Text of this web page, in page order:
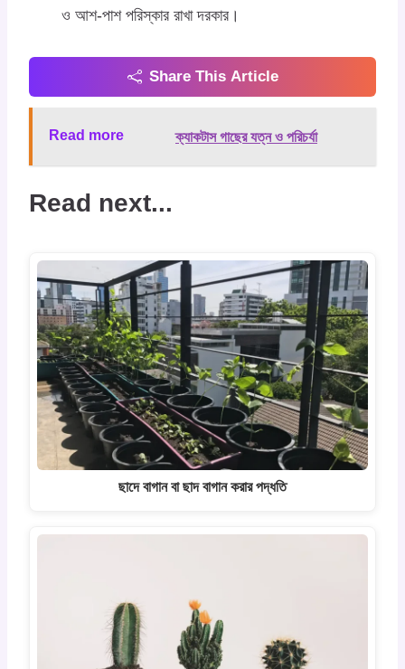
ও আশ-পাশ পরিস্কার রাখা দরকার।
Share This Article
Read more ক্যাকটাস গাছের যত্ন ও পরিচর্যা
Read next...
ছাদে বাগান বা ছাদ বাগান করার পদ্ধতি